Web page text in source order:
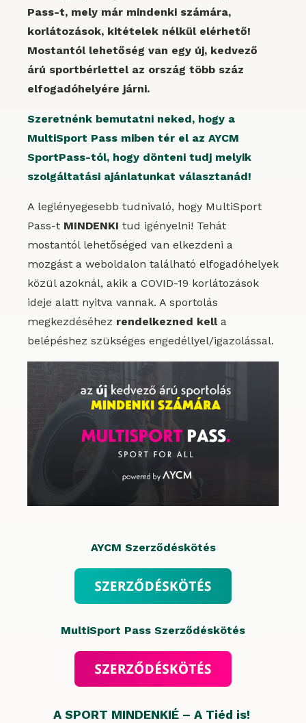
Pass-t, mely már mindenki számára,
korlátozások, kitételek nélkül elérhető!
Mostantól lehetőség van egy új, kedvező
árú sportbérlettel az ország több száz
elfogadóhelyére járni.
Szeretnénk bemutatni neked, hogy a
MultiSport Pass miben tér el az AYCM
SportPass-tól, hogy dönteni tudj melyik
szolgáltatási ajánlatunkat választanád!
A leglényegesebb tudnivaló, hogy MultiSport
Pass-t MINDENKI tud igényelni! Tehát
mostantól lehetőséged van elkezdeni a
mozgást a weboldalon található elfogadóhelyek
közül azoknál, akik a COVID-19 korlátozások
ideje alatt nyitva vannak. A sportolás
megkezdéséhez rendelkezned kella
belépéshez szükséges engedéllyel/igazolással.
AYCM Szerződéskötés
MultiSport Pass Szerződéskötés
A SPORT MINDENKIÉ – A Tiéd is!